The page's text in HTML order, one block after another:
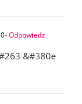
- Odpowiedz
&#380e